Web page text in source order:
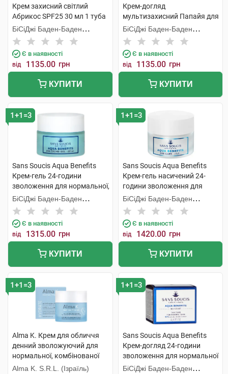
Крем захисний світлий
Абрикос SPF25 30 мл 1 туба
БіСіДжі Баден-Баден
Косметікс Груп Гмбх
Є в наявності
від 1135.00 грн
КУПИТИ
Крем-догляд
мультизахисний Папайя для
нормальної сухої шкіри 50
мл 1 банка
БіСіДжі Баден-Баден
Косметікс Груп Гмбх
Є в наявності
від 1135.00 грн
КУПИТИ
1+1=3
Sans Soucis Aqua Benefits
Крем-гель 24-години
зволоження для нормальної,
комбінованої шкіри 50 мл 1
банка
БіСіДжі Баден-Баден
Косметікс Груп Гмбх
Є в наявності
від 1315.00 грн
КУПИТИ
1+1=3
Sans Soucis Aqua Benefits
Крем-гель насичений 24-
години зволоження для
сухої шкіри 50 мл 1 банка
БіСіДжі Баден-Баден
Косметікс Груп Гмбх
Є в наявності
від 1420.00 грн
КУПИТИ
1+1=3
Alma K. Крем для обличчя
денний зволожуючий для
нормальної, комбінованої
шкіри 50 мл 1 банка
Alma K. S.R.L. (Ізраїль)
1+1=3
Sans Soucis Aqua Benefits
Крем-догляд 24-години
зволоження для нормальної
шкіри 50 мл 1 банка
БіСіДжі Баден-Баден